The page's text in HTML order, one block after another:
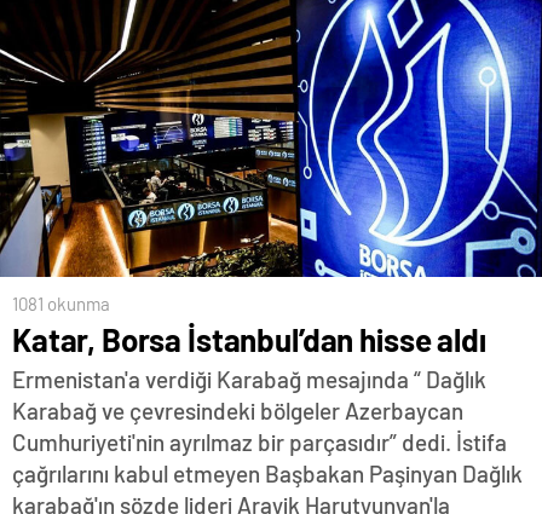
1081 okunma
Katar, Borsa İstanbul’dan hisse aldı
Ermenistan'a verdiği Karabağ mesajında “ Dağlık
Karabağ ve çevresindeki bölgeler Azerbaycan
Cumhuriyeti'nin ayrılmaz bir parçasıdır” dedi. İstifa
çağrılarını kabul etmeyen Başbakan Paşinyan Dağlık
karabağ'ın sözde lideri Arayik Harutyunyan'la